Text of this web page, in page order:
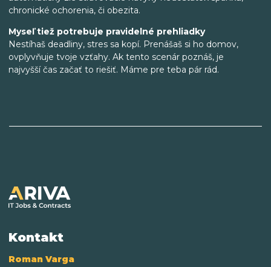
chronické ochorenia, či obezita.
Myseľ tiež potrebuje pravidelné prehliadky
Nestíhaš deadliny, stres sa kopí. Prenášaš si ho domov,
ovplyvňuje tvoje vzťahy. Ak tento scenár poznáš, je
najvyšší čas začať to riešiť. Máme pre teba pár rád.
Kontakt
Roman Varga